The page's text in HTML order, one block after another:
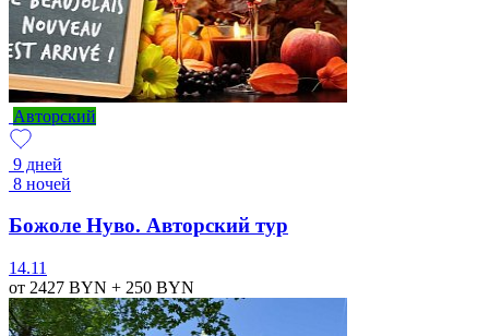
Авторский
9 дней
8 ночей
Божоле Нуво. Авторский тур
14.11
от 2427 BYN + 250 BYN